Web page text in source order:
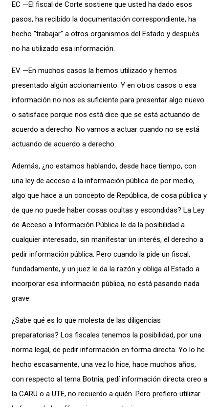
EC —El fiscal de Corte sostiene que usted ha dado esos
pasos, ha recibido la documentación correspondiente, ha
hecho “trabajar” a otros organismos del Estado y después
no ha utilizado esa información.
EV —En muchos casos la hemos utilizado y hemos
presentado algún accionamiento. Y en otros casos o esa
información no nos es suficiente para presentar algo nuevo
o satisface porque nos está dice que se está actuando de
acuerdo a derecho. No vamos a actuar cuando no se está
actuando de acuerdo a derecho.
Además, ¿no estamos hablando, desde hace tiempo, con
una ley de acceso a la información pública de por medio,
algo que hace a un concepto de República, de cosa pública y
de que no puede haber cosas ocultas y escondidas? La Ley
de Acceso a Información Pública le da la posibilidad a
cualquier interesado, sin manifestar un interés, el derecho a
pedir información pública. Pero cuando la pide un fiscal,
fundadamente, y un juez le da la razón y obliga al Estado a
incorporar esa información pública, no está pasando nada
grave.
¿Sabe qué es lo que molesta de las diligencias
preparatorias? Los fiscales tenemos la posibilidad, por una
norma legal, de pedir información en forma directa. Yo lo he
hecho escasamente, una vez lo hice, hace muchos años,
con respecto al tema Botnia, pedí información directa creo a
la CARU o a UTE, no recuerdo a quién. Pero prefiero utilizar